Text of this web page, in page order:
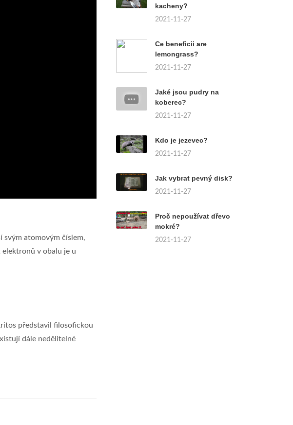
svým atomovým číslem,
v obalu je u
představil filosofickou
dále nedělitelné
kacheny?
2021-11-27
Ce beneficii are
lemongrass?
2021-11-27
Jaké jsou pudry na
koberec?
2021-11-27
Kdo je jezevec?
2021-11-27
Jak vybrat pevný disk?
2021-11-27
Proč nepoužívat dřevo
mokré?
2021-11-27